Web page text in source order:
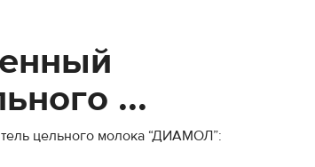
...
цельного молока “ДИАМОЛ”: